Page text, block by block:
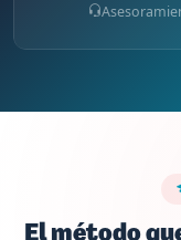
El método